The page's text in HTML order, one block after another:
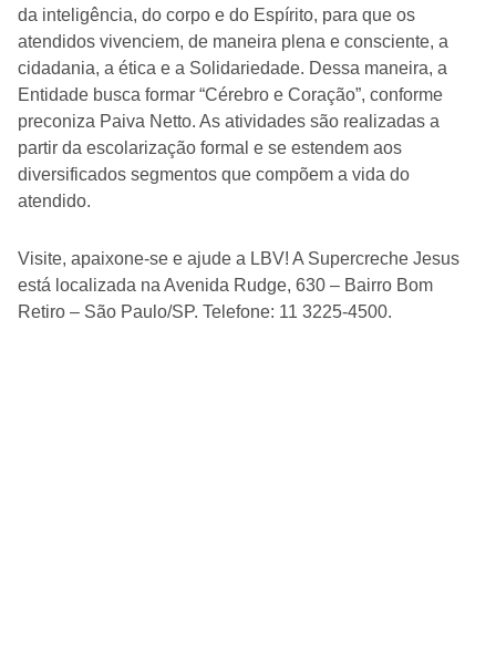
da inteligência, do corpo e do Espírito, para que os
atendidos vivenciem, de maneira plena e consciente, a
cidadania, a ética e a Solidariedade. Dessa maneira, a
Entidade busca formar “Cérebro e Coração”, conforme
preconiza Paiva Netto. As atividades são realizadas a
partir da escolarização formal e se estendem aos
diversificados segmentos que compõem a vida do
atendido.
Visite, apaixone-se e ajude a LBV! A Supercreche Jesus
está localizada na Avenida Rudge, 630 – Bairro Bom
Retiro – São Paulo/SP. Telefone: 11 3225-4500.